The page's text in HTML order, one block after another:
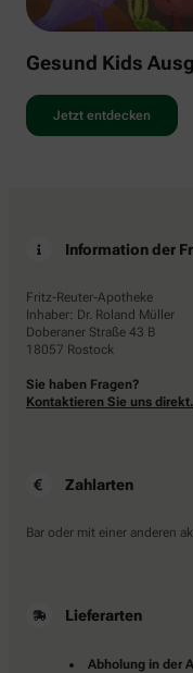
Gesund Kids
Jetzt entdecken
Information der
Fritz-Reuter-Apotheke
Inhaber: Dr. Roland Müller
Doberaner Straße 43 B
18057 Rostock
Sie haben Fragen?
Kontaktieren Sie uns direkt.
Zahlarten
Bar oder mit einer anderen
Lieferarten
Abholung in der